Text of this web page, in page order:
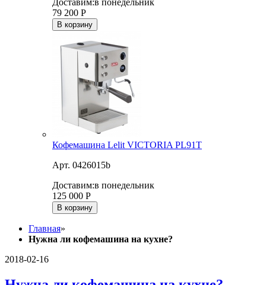
Доставим:в понедельник
79 200 Р
В корзину
Кофемашина Lelit VICTORIA PL91T
Арт. 0426015b
Доставим:в понедельник
125 000 Р
В корзину
Главная»
Нужна ли кофемашина на кухне?
2018-02-16